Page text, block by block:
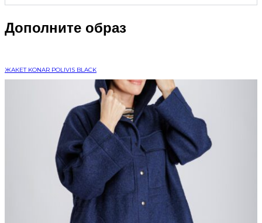
Дополните образ
ЖАКЕТ KONAR POLIVIS BLACK